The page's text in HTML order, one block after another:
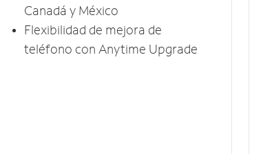
Canadá y México
Flexibilidad de mejora de
teléfono con Anytime Upgrade